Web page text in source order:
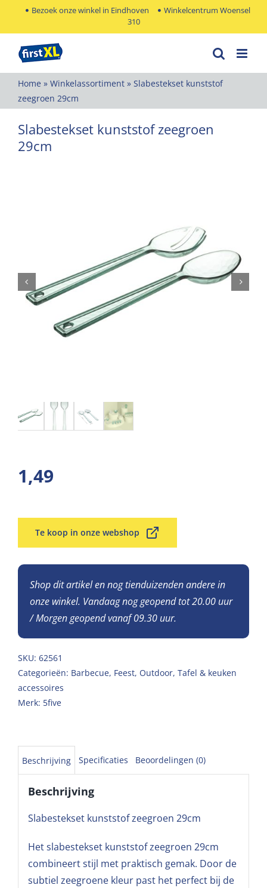
Bezoek onze winkel in Eindhoven
Winkelcentrum Woensel
310
Home » Winkelassortiment » Slabestekset kunststof
zeegroen 29cm
Slabestekset kunststof zeegroen
29cm
1,49
Te koop in onze webshop
Shop dit artikel en nog tienduizenden andere in
onze winkel. Vandaag nog geopend tot 20.00 uur
/ Morgen geopend vanaf 09.30 uur.
SKU: 62561
Categorieën: Barbecue, Feest, Outdoor, Tafel & keuken
accessoires
Merk: 5five
Beschrijving Specificaties Beoordelingen (0)
Beschrijving
Slabestekset kunststof zeegroen 29cm
Het slabestekset kunststof zeegroen 29cm
combineert stijl met praktisch gemak. Door de
subtiel zeegroene kleur past het perfect bij de